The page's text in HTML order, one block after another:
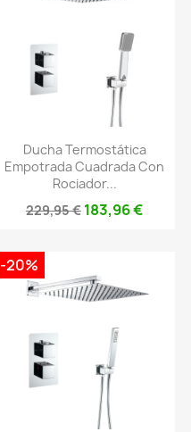
Ducha Termostática
Empotrada Cuadrada Con
Rociador...
229,95 € 183,96 €
-20%